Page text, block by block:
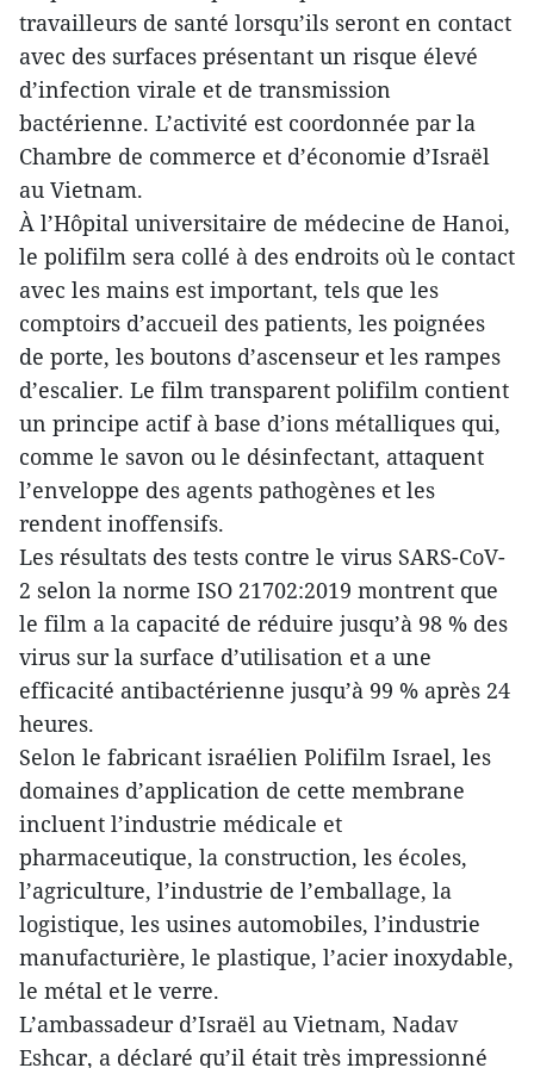
travailleurs de santé lorsqu’ils seront en contact
avec des surfaces présentant un risque élevé
d’infection virale et de transmission
bactérienne. L’activité est coordonnée par la
Chambre de commerce et d’économie d’Israël
au Vietnam.
À l’Hôpital universitaire de médecine de Hanoi,
le polifilm sera collé à des endroits où le contact
avec les mains est important, tels que les
comptoirs d’accueil des patients, les poignées
de porte, les boutons d’ascenseur et les rampes
d’escalier. Le film transparent polifilm contient
un principe actif à base d’ions métalliques qui,
comme le savon ou le désinfectant, attaquent
l’enveloppe des agents pathogènes et les
rendent inoffensifs.
Les résultats des tests contre le virus SARS-CoV-
2 selon la norme ISO 21702:2019 montrent que
le film a la capacité de réduire jusqu’à 98 % des
virus sur la surface d’utilisation et a une
efficacité antibactérienne jusqu’à 99 % après 24
heures.
Selon le fabricant israélien Polifilm Israel, les
domaines d’application de cette membrane
incluent l’industrie médicale et
pharmaceutique, la construction, les écoles,
l’agriculture, l’industrie de l’emballage, la
logistique, les usines automobiles, l’industrie
manufacturière, le plastique, l’acier inoxydable,
le métal et le verre.
L’ambassadeur d’Israël au Vietnam, Nadav
Eshcar, a déclaré qu’il était très impressionné